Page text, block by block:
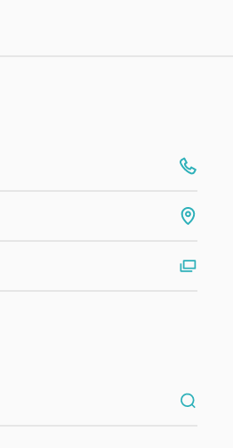
品類追加なし
徒歩約１５分、タクシー約５
プール2番乗場より「１ 土